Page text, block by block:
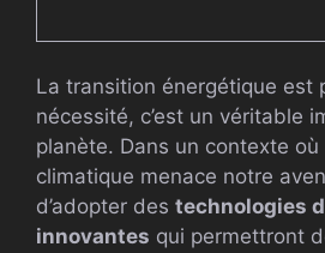
La transition énergétique est
nécessité, c’est un véritable
planète. Dans un contexte
climatique menace notre
d’adopter des technologies
innovantes qui permettront